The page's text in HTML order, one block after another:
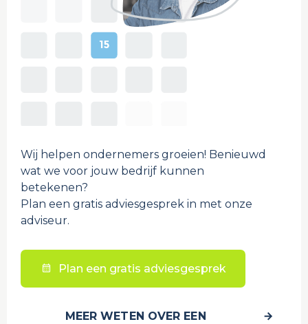
Wij helpen ondernemers groeien! Benieuwd
wat we voor jouw bedrijf kunnen
betekenen?
Plan een gratis adviesgesprek in met onze
adviseur.
Plan een gratis adviesgesprek
MEER WETEN OVER EEN